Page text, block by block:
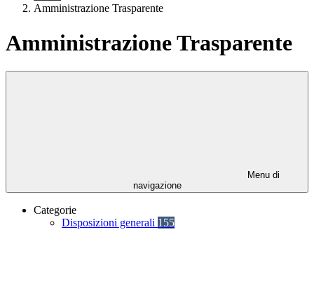
Amministrazione Trasparente
Amministrazione Trasparente
Menu di
navigazione
Categorie
Disposizioni generali 155